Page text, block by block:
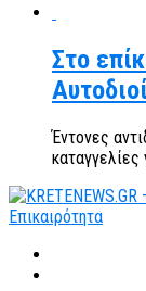
Στο
Έντονες